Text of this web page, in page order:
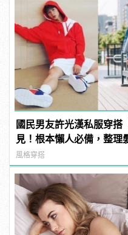
國民男友許光漢私服穿搭
見！根本懶人必備，整理
啊！
風格穿搭